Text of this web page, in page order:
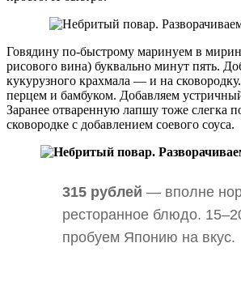
Говядину по-быстрому маринуем в
рисового вина) буквально минут пять.
кукурузного крахмала — и на
перцем и бамбуком. Добавляем
Заранее отваренную лапшу тоже слегка
сковородке с добавлением соевого соуса.
315 рублей — вполне
ресторанное блюдо.
пробуем Японию на вкус.